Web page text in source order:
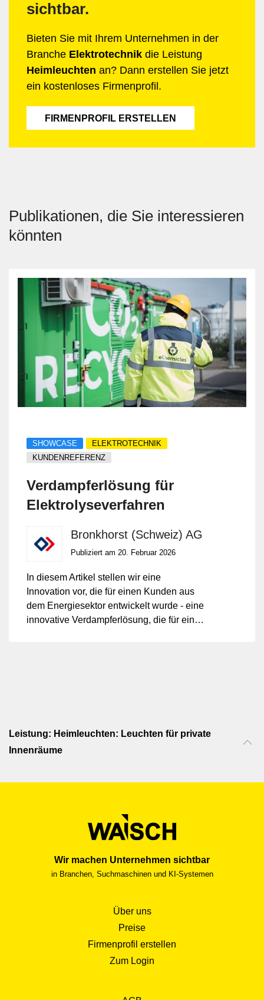
sichtbar.
Bieten Sie mit Ihrem Unternehmen in der
Branche Elektrotechnik die Leistung
Heimleuchten an? Dann erstellen Sie jetzt
ein kostenloses Firmenprofil.
FIRMENPROFIL ERSTELLEN
Publikationen, die Sie interessieren
könnten
SHOWCASE
ELEKTROTECHNIK
KUNDENREFERENZ
Verdampferlösung für
Elektrolyseverfahren
Bronkhorst (Schweiz) AG
Publiziert am 20. Februar 2026
In diesem Artikel stellen wir eine
Innovation vor, die für einen Kunden aus
dem Energiesektor entwickelt wurde - eine
innovative Verdampferlösung, die für eine
Leistung: Heimleuchten: Leuchten für private
Innenräume
Wir machen Unternehmen sichtbar
in Branchen, Suchmaschinen und KI-Systemen
Über uns
Preise
Firmenprofil erstellen
Zum Login